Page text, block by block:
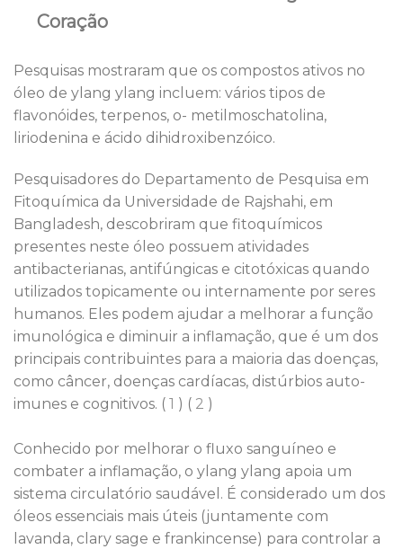
Coração
Pesquisas mostraram que os compostos ativos no
óleo de ylang ylang incluem: vários tipos de
flavonóides, terpenos, o- metilmoschatolina,
liriodenina e ácido dihidroxibenzóico.
Pesquisadores do Departamento de Pesquisa em
Fitoquímica da Universidade de Rajshahi, em
Bangladesh, descobriram que fitoquímicos
presentes neste óleo possuem atividades
antibacterianas, antifúngicas e citotóxicas quando
utilizados topicamente ou internamente por seres
humanos. Eles podem ajudar a melhorar a função
imunológica e diminuir a inflamação, que é um dos
principais contribuintes para a maioria das doenças,
como câncer, doenças cardíacas, distúrbios auto-
imunes e cognitivos. ( 1 ) ( 2 )
Conhecido por melhorar o fluxo sanguíneo e
combater a inflamação, o ylang ylang apoia um
sistema circulatório saudável. É considerado um dos
óleos essenciais mais úteis (juntamente com
lavanda, clary sage e frankincense) para controlar a